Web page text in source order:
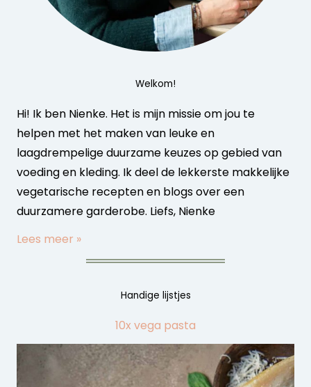
Welkom!
Hi! Ik ben Nienke. Het is mijn missie om jou te
helpen met het maken van leuke en
laagdrempelige duurzame keuzes op gebied van
voeding en kleding. Ik deel de lekkerste makkelijke
vegetarische recepten en blogs over een
duurzamere garderobe. Liefs, Nienke
Lees meer »
Handige lijstjes
10x vega pasta